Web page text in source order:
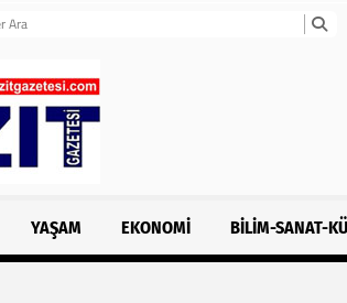
YAŞAM EKONOMI BILIM-SANAT-